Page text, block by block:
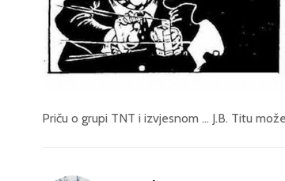
Priču o grupi TNT i izvjesnom … J.B. Titu